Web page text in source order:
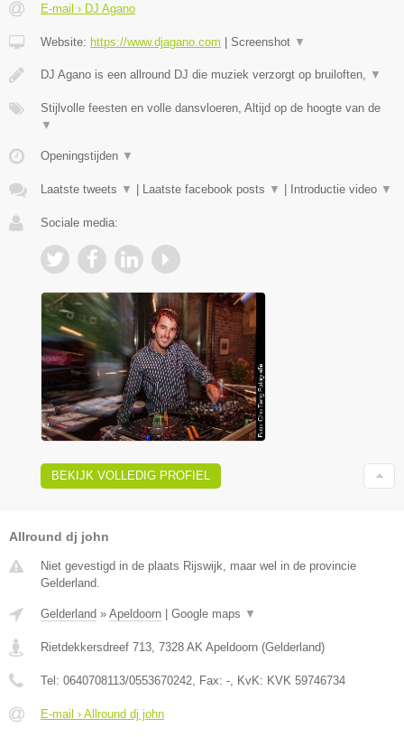
E-mail › DJ Agano
Website: https://www.djagano.com | Screenshot ▼
DJ Agano is een allround DJ die muziek verzorgt op bruiloften, ▼
Stijlvolle feesten en volle dansvloeren, Altijd op de hoogte van de
▼
Openingstijden ▼
Laatste tweets ▼ | Laatste facebook posts ▼ | Introductie video ▼
Sociale media:
BEKIJK VOLLEDIG PROFIEL
Allround dj john
Niet gevestigd in de plaats Rijswijk, maar wel in de provincie
Gelderland.
Gelderland » Apeldoorn Google maps ▼
Rietdekkersdreef 713, 7328 AK Apeldoorn (Gelderland)
Tel: 0640708113/0553670242, Fax: -, KvK: KVK 59746734
E-mail › Allround dj john